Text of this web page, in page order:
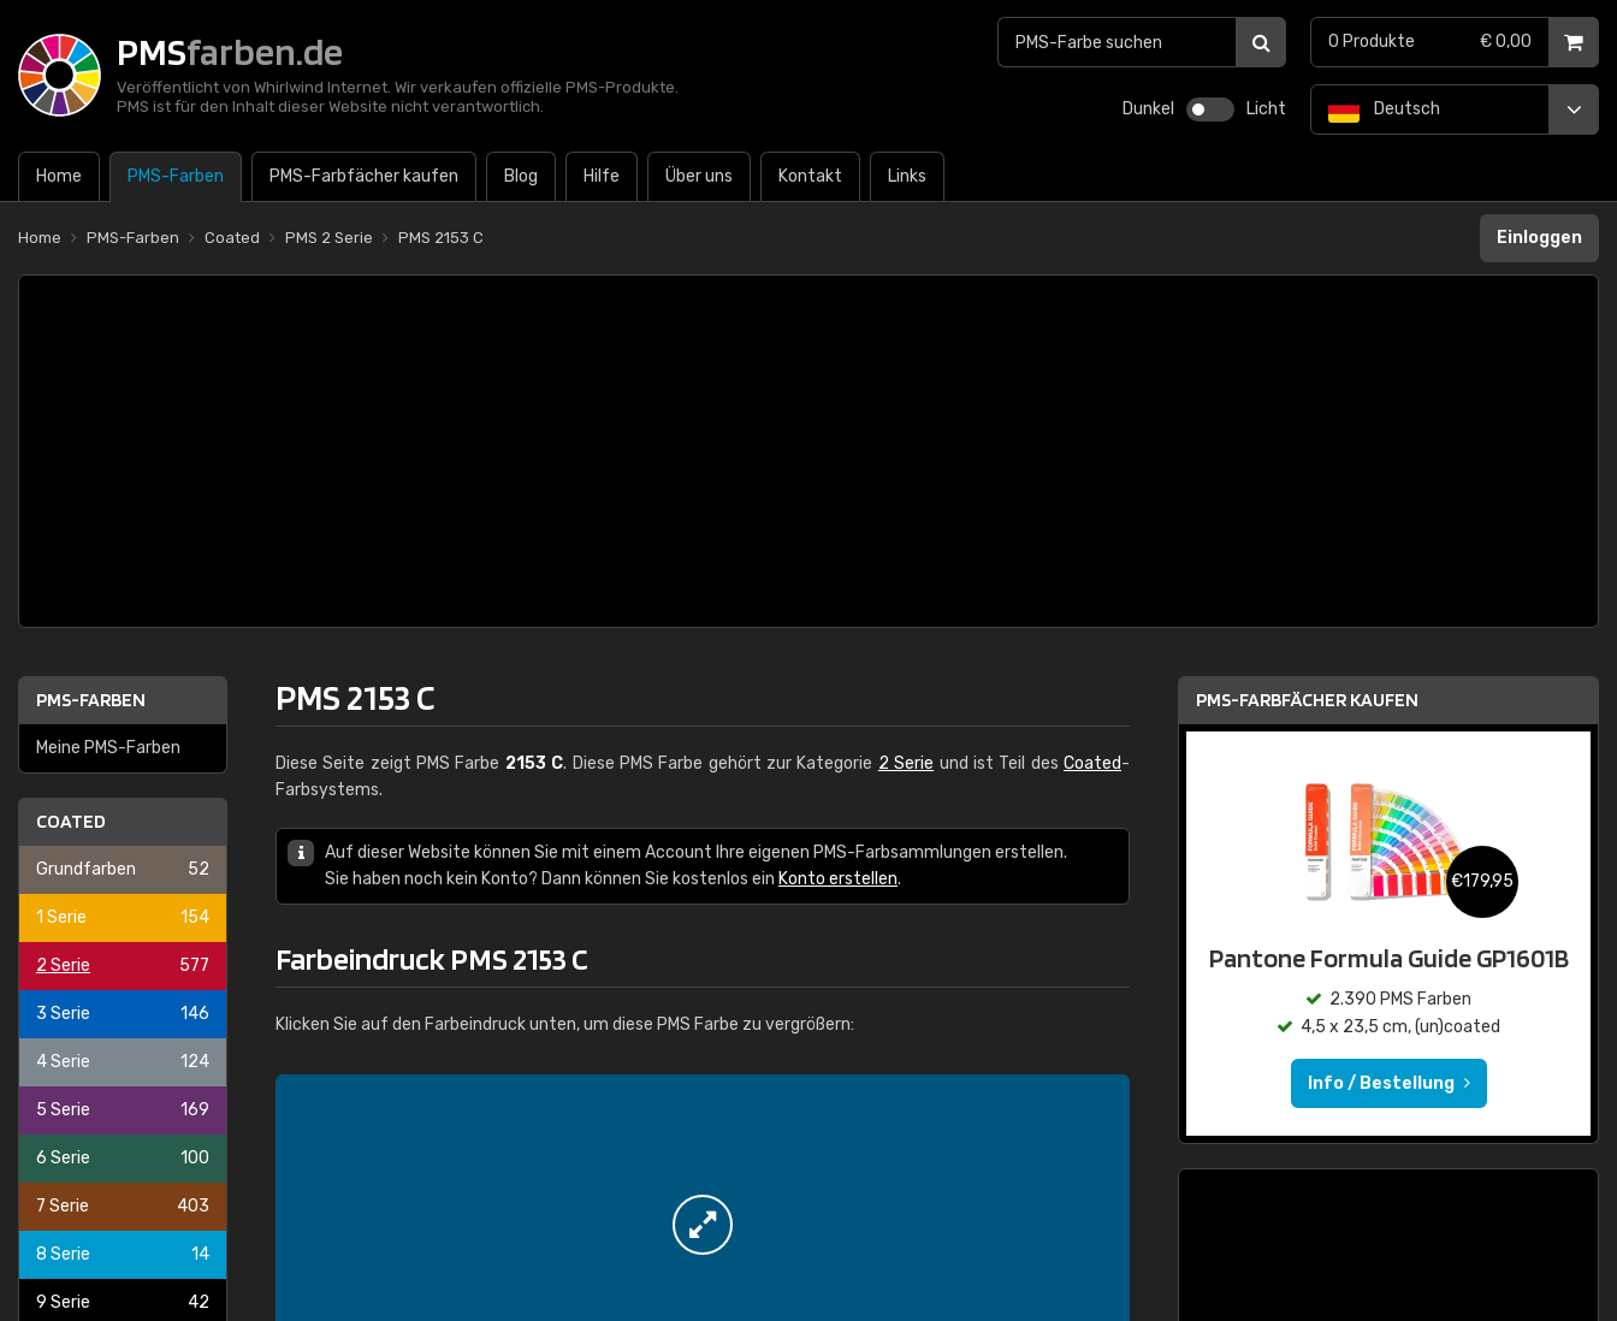
PMSfarben.de
Veröffentlicht von Whirlwind Internet. Wir verkaufen offizielle PMS-Produkte.
PMS ist für den Inhalt dieser Website nicht verantwortlich.
Dunkel Licht
Home PMS-Farben PMS-Farbfächer kaufen Blog Hilfe Über uns Kontakt Links
Deutsch
0 Produkte € 0,00
Home PMS-Farben Coated PMS 2 Serie PMS 2153 C Einloggen
PMS-FARBEN
Meine PMS-Farben
COATED
Grundfarben 52
1 Serie 154
2 Serie 577
3 Serie 146
4 Serie 124
5 Serie 169
6 Serie 100
7 Serie 403
8 Serie 14
9 Serie 42
PMS 2153 C
Diese Seite zeigt PMS Farbe 2153 C. Diese PMS Farbe gehört zur Kategorie 2 Serie und ist Teil desCoated-
Farbsystems.
Auf dieser Website können Sie mit einem Account Ihre eigenen PMS-Farbsammlungen erstellen.
Sie haben noch kein Konto? Dann können Sie kostenlos ein Konto erstellen.
Farbeindruck PMS 2153 C
Klicken Sie auf den Farbeindruck unten, um diese PMS Farbe zu vergrößern:
PMS-FARBFÄCHER KAUFEN
€179,95
Pantone Formula Guide GP1601B
2.390 PMS Farben
4,5 x 23,5 cm, (un)coated
Info / Bestellung